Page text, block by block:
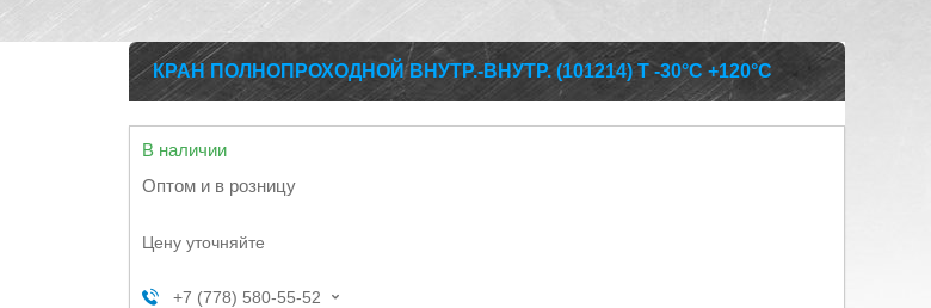
КРАН ПОЛНОПРОХОДНОЙ ВНУТР.-ВНУТР. (101214) Т -30°С +120°С
В наличии
Оптом и в розницу
Цену уточняйте
+7 (778) 580-55-52